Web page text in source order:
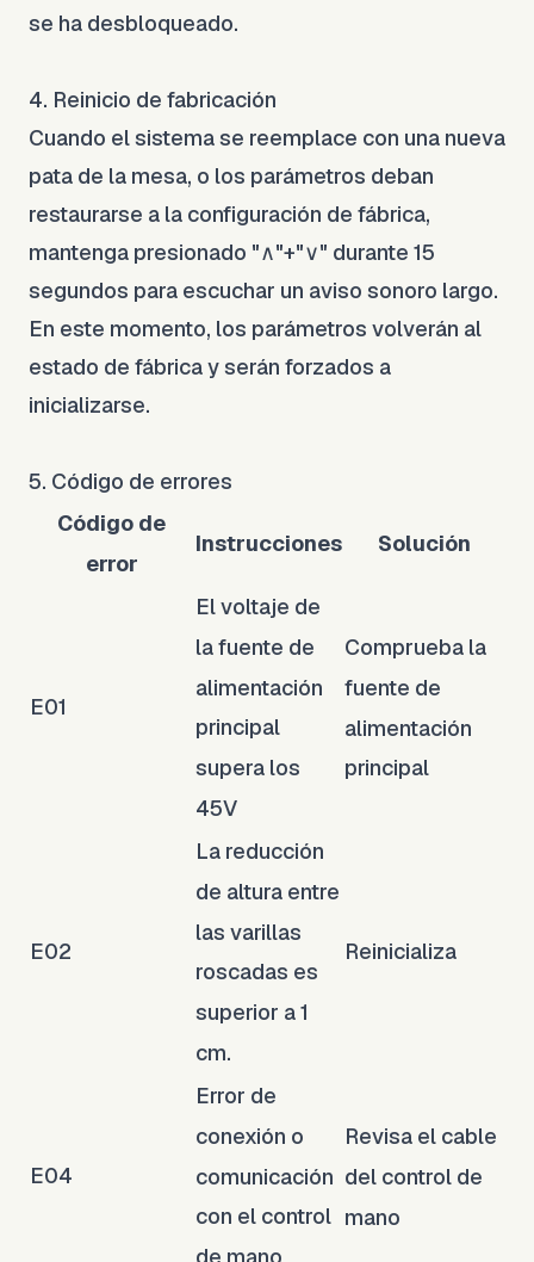
se ha desbloqueado.
4. Reinicio de fabricación
Cuando el sistema se reemplace con una nueva
pata de la mesa, o los parámetros deban
restaurarse a la configuración de fábrica,
mantenga presionado "∧"+"∨" durante 15
segundos para escuchar un aviso sonoro largo.
En este momento, los parámetros volverán al
estado de fábrica y serán forzados a
inicializarse.
5. Código de errores
Código de
error
Instrucciones Solución
E01
El voltaje de
la fuente de
alimentación
principal
supera los
45V
Comprueba la
fuente de
alimentación
principal
E02
La reducción
de altura entre
las varillas
roscadas es
superior a 1
cm.
Reinicializa
E04
Error de
conexión o
comunicación
con el control
Revisa el cable
del control de
mano